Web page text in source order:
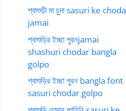
শ্বাশুড়ী মা চুদা sasuri ke choda
jamai
শ্বাশুড়ির ইচ্ছা পুরনjamai
shashuri chodar bangla
golpo
শ্বাশুড়ির ইচ্ছা পুরন bangla font
sasuri chodar golpo